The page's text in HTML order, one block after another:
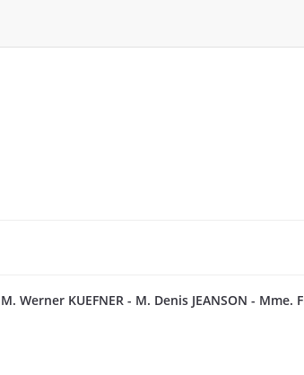
M. Werner KUEFNER - M. Denis JEANSON - Mme.